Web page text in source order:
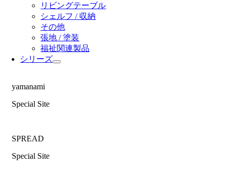
リビングテーブル
シェルフ / 収納
その他
張地 / 塗装
福祉関連製品
シリーズ
yamanami
Special Site
SPREAD
Special Site